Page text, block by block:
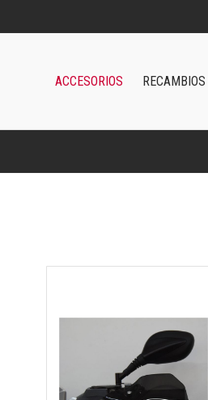
ACCESORIOS RECAMBIOS